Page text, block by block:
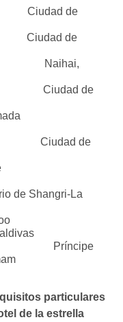
Ciudad de
Ciudad de
Naihai,
Ciudad de
Ramada
Ciudad de
Crowne
de Shangri-La
Príncipe
particulares
de la estrella